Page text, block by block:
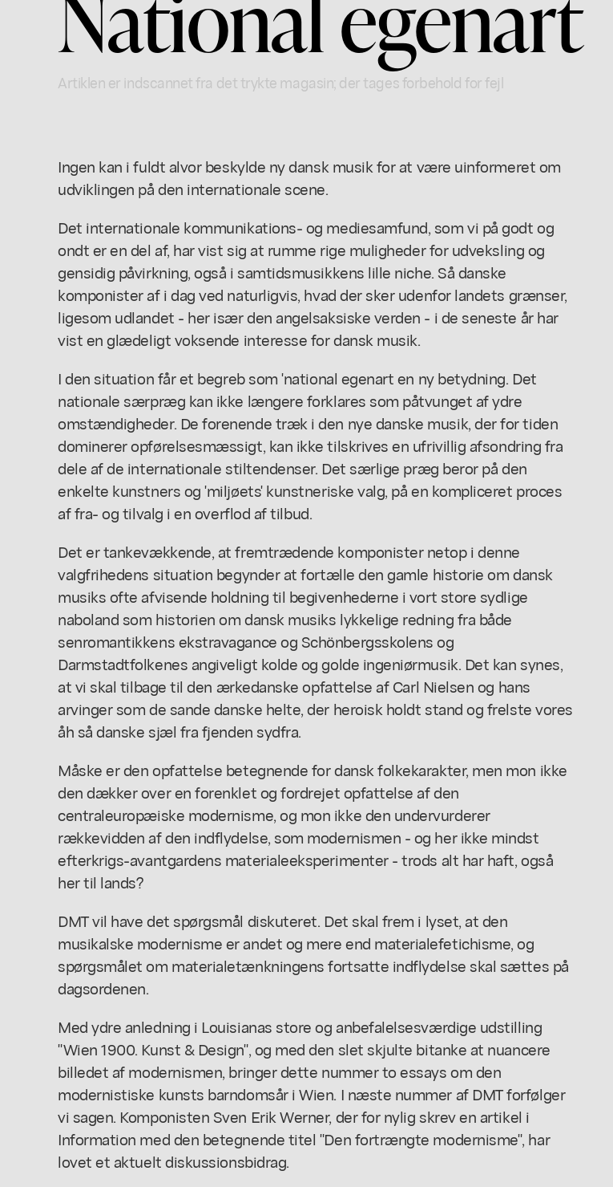
Artiklen er indscannet fra det trykte magasin; der tages forbehold for fejl
Ingen kan i fuldt alvor beskylde ny dansk musik for at være uinformeret om
udviklingen på den internationale scene.
Det internationale kommunikations- og mediesamfund, som vi på godt og
ondt er en del af, har vist sig at rumme rige muligheder for udveksling og
gensidig påvirkning, også i samtidsmusikkens lille niche. Så danske
komponister af i dag ved naturligvis, hvad der sker udenfor landets grænser,
ligesom udlandet - her især den angelsaksiske verden - i de seneste år har
vist en glædeligt voksende interesse for dansk musik.
I den situation får et begreb som 'national egenart en ny betydning. Det
nationale særpræg kan ikke længere forklares som påtvunget af ydre
omstændigheder. De forenende træk i den nye danske musik, der for tiden
dominerer opførelsesmæssigt, kan ikke tilskrives en ufrivillig afsondring fra
dele af de internationale stiltendenser. Det særlige præg beror på den
enkelte kunstners og 'miljøets' kunstneriske valg, på en kompliceret proces
af fra- og tilvalg i en overflod af tilbud.
Det er tankevækkende, at fremtrædende komponister netop i denne
valgfrihedens situation begynder at fortælle den gamle historie om dansk
musiks ofte afvisende holdning til begivenhederne i vort store sydlige
naboland som historien om dansk musiks lykkelige redning fra både
senromantikkens ekstravagance og Schönbergsskolens og
Darmstadtfolkenes angiveligt kolde og golde ingeniørmusik. Det kan synes,
at vi skal tilbage til den ærkedanske opfattelse af Carl Nielsen og hans
arvinger som de sande danske helte, der heroisk holdt stand og frelste vores
åh så danske sjæl fra fjenden sydfra.
Måske er den opfattelse betegnende for dansk folkekarakter, men mon ikke
den dækker over en forenklet og fordrejet opfattelse af den
centraleuropæiske modernisme, og mon ikke den undervurderer
rækkevidden af den indflydelse, som modernismen - og her ikke mindst
efterkrigs-avantgardens materialeeksperimenter - trods alt har haft, også
her til lands?
DMT vil have det spørgsmål diskuteret. Det skal frem i lyset, at den
musikalske modernisme er andet og mere end materialefetichisme, og
spørgsmålet om materialetænkningens fortsatte indflydelse skal sættes på
dagsordenen.
Med ydre anledning i Louisianas store og anbefalelsesværdige udstilling
"Wien 1900. Kunst & Design", og med den slet skjulte bitanke at nuancere
billedet af modernismen, bringer dette nummer to essays om den
modernistiske kunsts barndomsår i Wien. I næste nummer af DMT forfølger
vi sagen. Komponisten Sven Erik Werner, der for nylig skrev en artikel i
Information med den betegnende titel "Den fortrængte modernisme", har
lovet et aktuelt diskussionsbidrag.